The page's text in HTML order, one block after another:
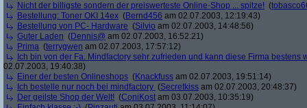
Nicht der billigste sondern der preiswerteste Online-Shop ... spitze! (
Bestellung: Toner OKI 14ex (Bernd456 am 02.07.2003, 12:19:43)
Bestellung von PC- Hardware (Silvio am 02.07.2003, 14:48:56)
Guter Laden (Dennis@ am 02.07.2003, 16:52:21)
Prima (terrygwen am 02.07.2003, 17:57:12)
Ich bin von der Fa. Mindfactory sehr zufrieden und kann diese Firma bestens
02.07.2003, 19:40:38)
Einer der besten Onlineshops (Knackfuss am 02.07.2003, 19:51:14)
Ich bestelle nur noch bei mindfactory (Secretkiss am 02.07.2003, 20:48:37)
Der geilste Shop der Welt! (ConiKost am 03.07.2003, 10:35:19)